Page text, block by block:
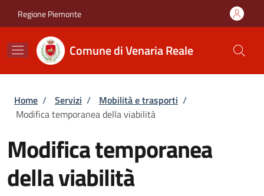
Regione Piemonte
Comune di Venaria Reale
Briciole di pane
Home / Servizi / Mobilità e trasporti /
Modifica temporanea della viabilità
Modifica temporanea
della viabilità